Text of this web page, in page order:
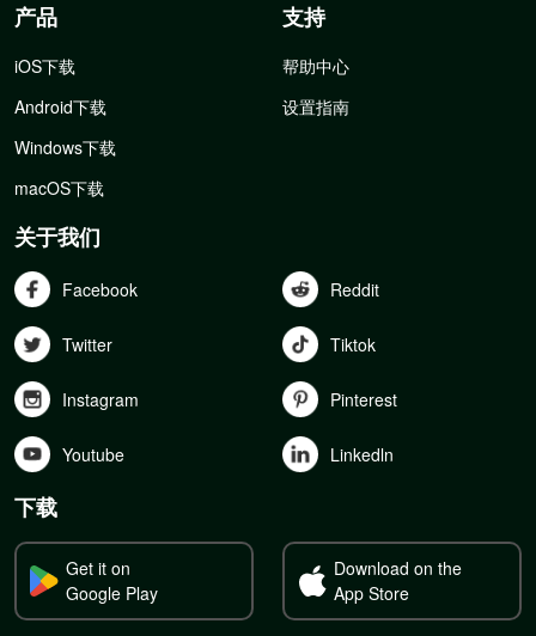
产品
iOS下载
Android下载
Windows下载
macOS下载
支持
帮助中心
设置指南
关于我们
Facebook Reddit
Twitter Tiktok
Instagram Pinterest
Youtube Linkedln
下载
Get it on
Google Play
Download on the
App Store